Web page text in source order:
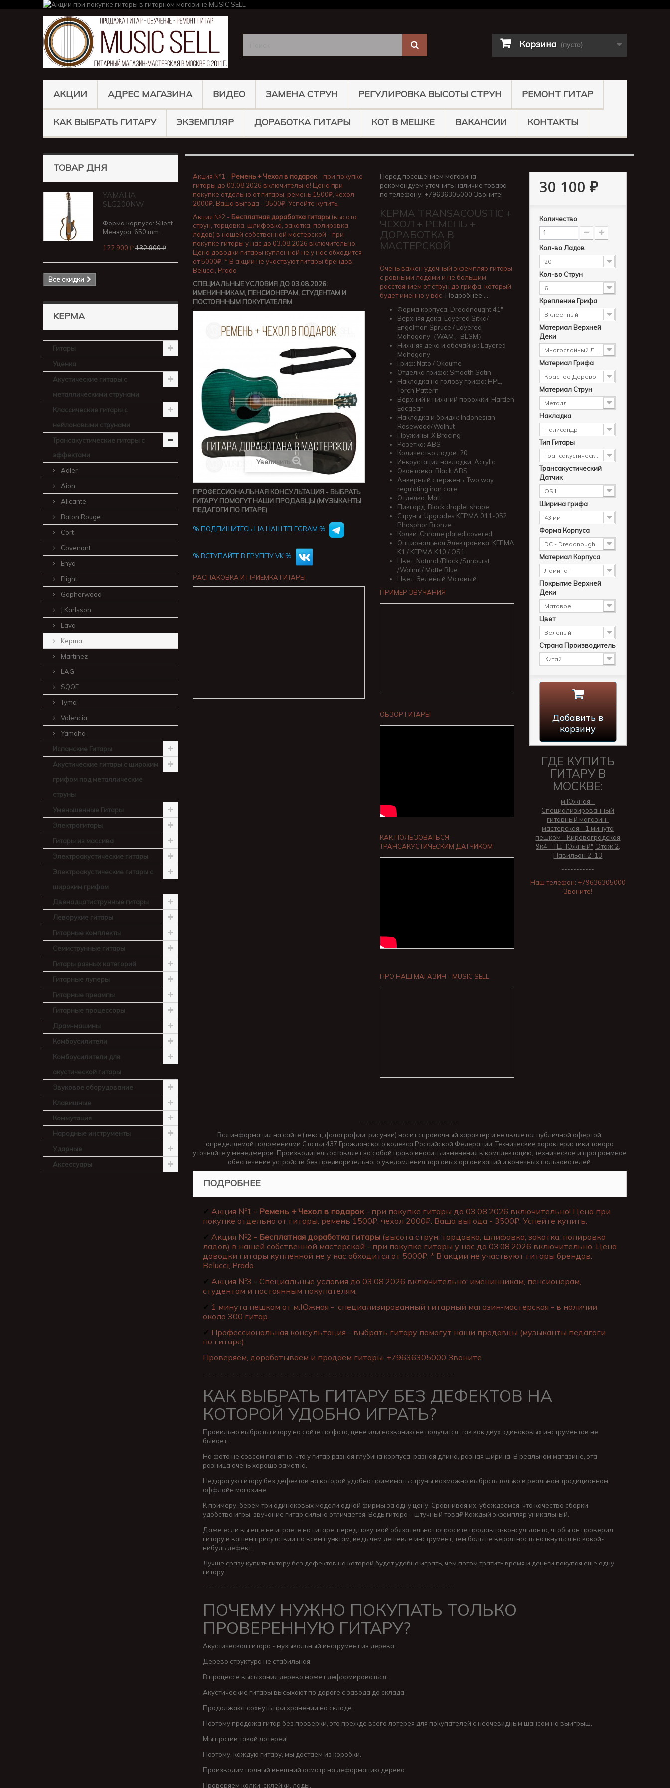
Корзина (пусто)
АКЦИИ АДРЕС МАГАЗИНА ВИДЕО ЗАМЕНА СТРУН РЕГУЛИРОВКА ВЫСОТЫ СТРУН РЕМОНТ ГИТАР
КАК ВЫБРАТЬ ГИТАРУ ЭКЗЕМПЛЯР ДОРАБОТКА ГИТАРЫ КОТ В МЕШКЕ ВАКАНСИИ КОНТАКТЫ
ТОВАР ДНЯ
YAMAHA
SLG200NW
Форма корпуса: Silent
Мензура: 650 mm...
122 900 ₽132 900 ₽
Все скидки
KEPMA
Гитары
Уценка
Акустические гитары с
металлическими струнами
Классические гитары с
нейлоновыми струнами
Трансакустические гитары с
эффектами
Adler
Aion
Alicante
Baton Rouge
Cort
Covenant
Enya
Flight
Gopherwood
J.Karlsson
Lava
Kepma
Martinez
LAG
SQOE
Tyma
Valencia
Yamaha
Испанские Гитары
Акустические гитары с широким
грифом под металлические
струны
Уменьшенные Гитары
Электрогитары
Гитары из массива
Электроакустические гитары
Электроакустические гитары с
широким грифом
Двенадцатиструнные гитары
Леворукие гитары
Гитарные комплекты
Семиструнные гитары
Гитары разных категорий
Гитарные луперы
Гитарные преампы
Гитарные процессоры
Драм-машины
Комбоусилители
Комбоусилители для
акустической гитары
Звуковое оборудование
Клавишные
Коммутация
Народные инструменты
Ударные
Аксессуары
Акция №1 - Ремень + Чехол в подарок - при покупке
гитары до 03.08.2026 включительно! Цена при
покупке отдельно от гитары: ремень 1500₽, чехол
2000₽. Ваша выгода - 3500₽. Успейте купить.
Акция №2 - Бесплатная доработка гитары (высота
струн, торцовка, шлифовка, закатка, полировка
ладов) в нашей собственной мастерской - при
покупке гитары у нас до 03.08.2026 включительно.
Цена доводки гитары купленной не у нас обходится
от 5000₽. * В акции не участвуют гитары брендов:
Belucci, Prado
СПЕЦИАЛЬНЫЕ УСЛОВИЯ ДО 03.08.2026:
ИМЕНИННИКАМ, ПЕНСИОНЕРАМ, СТУДЕНТАМ И
ПОСТОЯННЫМ ПОКУПАТЕЛЯМ
Увеличить
ПРОФЕССИОНАЛЬНАЯ КОНСУЛЬТАЦИЯ - ВЫБРАТЬ
ГИТАРУ ПОМОГУТ НАШИ ПРОДАВЦЫ (МУЗЫКАНТЫ
ПЕДАГОГИ ПО ГИТАРЕ)
% ПОДПИШИТЕСЬ НА НАШ TELEGRAM %
% ВСТУПАЙТЕ В ГРУППУ VK %
РАСПАКОВКА И ПРИЕМКА ГИТАРЫ
Перед посещением магазина
рекомендуем уточнить наличие товара
по телефону: +79636305000 Звоните!
KEPMA TRANSACOUSTIC +
ЧЕХОЛ + РЕМЕНЬ +
ДОРАБОТКА В
МАСТЕРСКОЙ
Очень важен удачный экземпляр гитары
с ровными ладами и не большим
расстоянием от струн до грифа, который
будет именно у вас. Подробнее …
Форма корпуса: Dreadnought 41"
Верхняя дека: Layered Sitka/
Engelman Spruce / Layered
Mahogany（WAM、BLSM）
Нижняя дека и обечайки: Layered
Mahogany
Гриф: Nato / Okoume
Отделка грифа: Smooth Satin
Накладка на голову грифа: HPL,
Torch Pattern
Верхний и нижний порожки: Harden
Edcgear
Накладка и бридж: Indonesian
Rosewood/Walnut
Пружины: X Bracing
Розетка: ABS
Количество ладов: 20
Инкрустация накладки: Acrylic
Окантовка: Black ABS
Анкерный стержень: Two way
regulating iron core
Отделка: Matt
Пикгард: Black droplet shape
Струны: Upgrades KEPMA 011-052
Phosphor Bronze
Колки: Chrome plated covered
Опциональная Электроника: KEPMA
K1 / KEPMA K10 / OS1
Цвет: Natural /Black /Sunburst
/Walnut/ Matte Blue
Цвет: Зеленый Матовый
ПРИМЕР ЗВУЧАНИЯ
ОБЗОР ГИТАРЫ
КАК ПОЛЬЗОВАТЬСЯ
ТРАНСАКУСТИЧЕСКИМ ДАТЧИКОМ
ПРО НАШ МАГАЗИН - MUSIC SELL
30 100 ₽
Количество
Кол-во Ладов
20
Кол-во Струн
6
Крепление Грифа
Вклеенный
Материал Верхней
Деки
Многослойный Ламинат Красного
Материал Грифа
Красное Дерево
Материал Струн
Металл
Накладка
Палисандр
Тип Гитары
Трансакустическая
Трансакустический
Датчик
OS1
Ширина грифа
43 мм
Форма Корпуса
DC - Dreadnought - Western - Cutaway
Материал Корпуса
Ламинат
Покрытие Верхней
Деки
Матовое
Цвет
Зеленый
Страна Производитель
Китай
Добавить в
корзину
ГДЕ КУПИТЬ
ГИТАРУ В
МОСКВЕ:
м.Южная -
Специализированный
гитарный магазин-
мастерская - 1 минута
пешком - Кировоградская
9к4 - ТЦ "Южный", Этаж 2,
Павильон 2-13
-----------
Наш телефон: +79636305000
Звоните!
---------------------------------
Вся информация на сайте (текст, фотографии, рисунки) носит справочный характер и не является публичной офертой,
определяемой положениями Статьи 437 Гражданского кодекса Российской Федерации. Технические характеристики товара
уточняйте у менеджеров. Производитель оставляет за собой право вносить изменения в комплектацию, техническое и программное
обеспечение устройств без предварительного уведомления торговых организаций и конечных пользователей.
ПОДРОБНЕЕ
✔ Акция №1 - Ремень + Чехол в подарок- при покупке гитары до 03.08.2026 включительно! Цена при
покупке отдельно от гитары: ремень 1500₽, чехол 2000₽. Ваша выгода - 3500₽. Успейте купить.
✔ Акция №2 - Бесплатная доработка гитары (высота струн, торцовка, шлифовка, закатка, полировка
ладов) в нашей собственной мастерской - при покупке гитары у нас до 03.08.2026 включительно. Цена
доводки гитары купленной не у нас обходится от 5000₽. * В акции не участвуют гитары брендов:
Belucci, Prado.
✔ Акция №3 - Специальные условия до 03.08.2026 включительно: именинникам, пенсионерам,
студентам и постоянным покупателям.
✔ 1 минута пешком от м.Южная - специализированный гитарный магазин-мастерская - в наличии
около 300 гитар.
✔ Профессиональная консультация - выбрать гитару помогут наши продавцы (музыканты педагоги
по гитаре).
Проверяем, дорабатываем и продаем гитары. +79636305000 Звоните.
------------------------------------------------------------------------------------
КАК ВЫБРАТЬ ГИТАРУ БЕЗ ДЕФЕКТОВ НА
КОТОРОЙ УДОБНО ИГРАТЬ?
Правильно выбрать гитару на сайте по фото, цене или названию не получится, так как двух одинаковых инструментов не
бывает.
На фото не совсем понятно, что у гитар разная глубина корпуса, разная длина, разная ширина. В реальном магазине, эта
разница очень хорошо заметна.
Недорогую гитару без дефектов на которой удобно прижимать струны возможно выбрать только в реальном традиционном
оффлайн магазине.
К примеру, берем три одинаковых модели одной фирмы за одну цену. Сравнивая их, убеждаемся, что качество сборки,
удобство игры, звучание гитар сильно отличается. Ведь гитара – штучный това₽ Каждый экземпляр уникальный.
Даже если вы еще не играете на гитаре, перед покупкой обязательно попросите продавца-консультанта, чтобы он проверил
гитару в вашем присутствии по всем пунктам, ведь чем дешевле инструмент, тем больше вероятность наткнуться на какой-
нибудь дефект.
Лучше сразу купить гитару без дефектов на которой будет удобно играть, чем потом тратить время и деньги покупая еще одну
гитару.
------------------------------------------------------------------------------------
ПОЧЕМУ НУЖНО ПОКУПАТЬ ТОЛЬКО
ПРОВЕРЕННУЮ ГИТАРУ?
Акустическая гитара - музыкальный инструмент из дерева.
Дерево структура не стабильная.
В процессе высыхания дерево может деформироваться.
Акустические гитары высыхают по дороге с завода до склада.
Продолжают сохнуть при хранении на складе.
Поэтому продажа гитар без проверки, это прежде всего лотерея для покупателей с неочевидным шансом на выигрыш.
Мы против такой лотереи!
Поэтому, каждую гитару, мы достаем из коробки.
Производим полный внешний осмотр на деформацию дерева.
Проверяем колки, склейки, лады.